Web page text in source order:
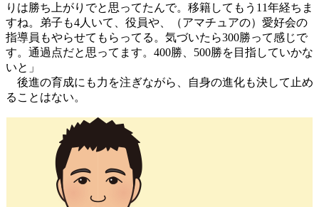
りは勝ち上がりでと思ってたんで。移籍してもう11年経ちま
すね。弟子も4人いて、役員や、（アマチュアの）愛好会の
指導員もやらせてもらってる。気づいたら300勝って感じで
す。通過点だと思ってます。400勝、500勝を目指していかな
いと」
後進の育成にも力を注ぎながら、自身の進化も決して止め
ることはない。